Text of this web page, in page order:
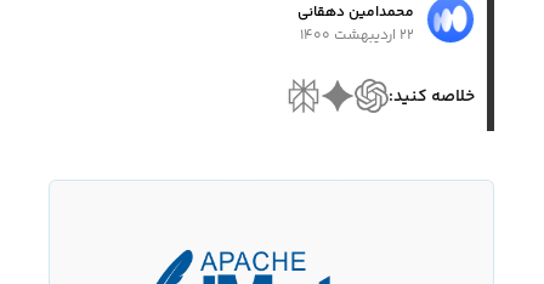
محمد‌امین دهقانی
۲۲ اردیبهشت ۱۴۰۰
خلاصه کنید: